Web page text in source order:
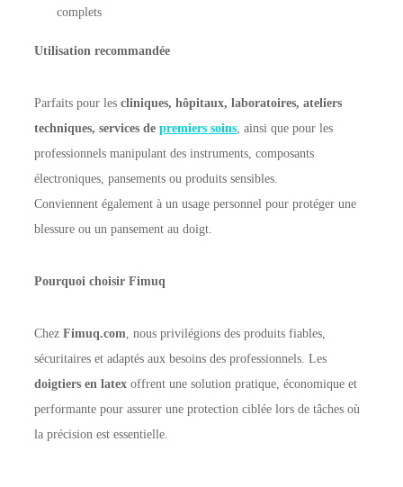
complets
Utilisation recommandée
Parfaits pour lescliniques, hôpitaux, laboratoires, ateliers
techniques, services depremiers soins , ainsi que pour les
professionnels manipulant des instruments, composants
électroniques, pansements ou produits sensibles.
Conviennent également à un usage personnel pour protéger une
blessure ou un pansement au doigt.
Pourquoi choisir Fimuq
ChezFimuq.com , nous privilégions des produits fiables,
sécuritaires et adaptés aux besoins des professionnels. Les
doigtiers en latex offrent une solution pratique, économique et
performante pour assurer une protection ciblée lors de tâches où
la précision est essentielle.